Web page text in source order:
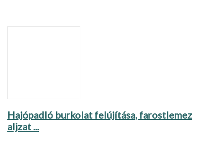
Hajópadló burkolat felújítása, farostlemez
aljzat ...